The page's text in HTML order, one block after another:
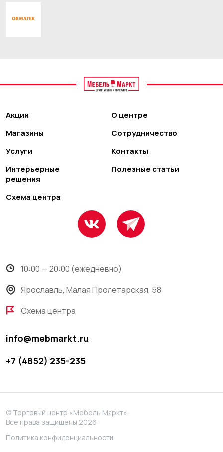
Акции
Магазины
Услуги
Интерьерные
решения
Схема центра
О центре
Сотрудничество
Контакты
Полезные статьи
10:00 — 20:00 (ежедневно)
Ярославль, Малая Пролетарская, 58
Схема центра
info@mebmarkt.ru
+7 (4852) 235-235
© Торговый центр «Мебель Маркт».
Все права защищены 2026
Политика конфиденциальности